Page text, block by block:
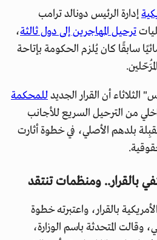
إدارة الرئيس دونالد ترامب
ترحيل المهاجرين إلى دول ثالثة،
سابقًا كان يُلزم الحكومة بإتاحة
أن القرار الجديدللمحكمة
من الترحيل السريع للأجانب
بلدهم الأصلي، في خطوة أثارت
بالقرار.. ومنظمات تنتقد
بالقرار، واعتبرته خطوة
وقالت المتحدثة باسم الوزارة،